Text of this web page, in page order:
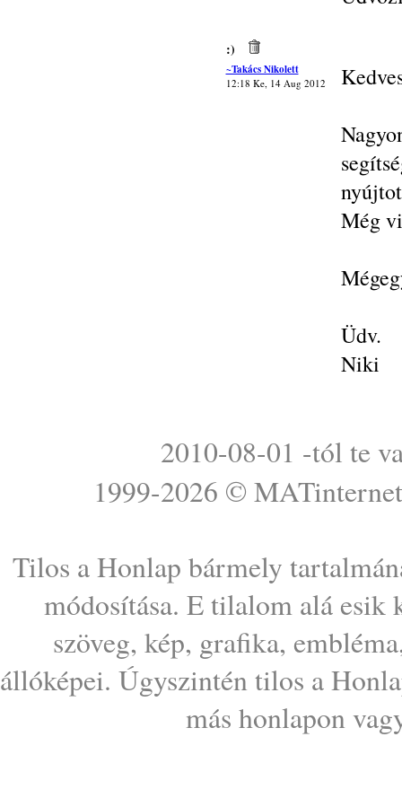
:)
~Takács Nikolett
12:18 Ke, 14 Aug 2012
Még
Üdv.
Niki
2010-08-01 -tól te
1999-2026 © MATinternet
Tilos a Honlap bármely
módosítása. E tilalom alá esik
szöveg, kép, grafika,
állóképei. Úgyszintén tilos a
más honlapon